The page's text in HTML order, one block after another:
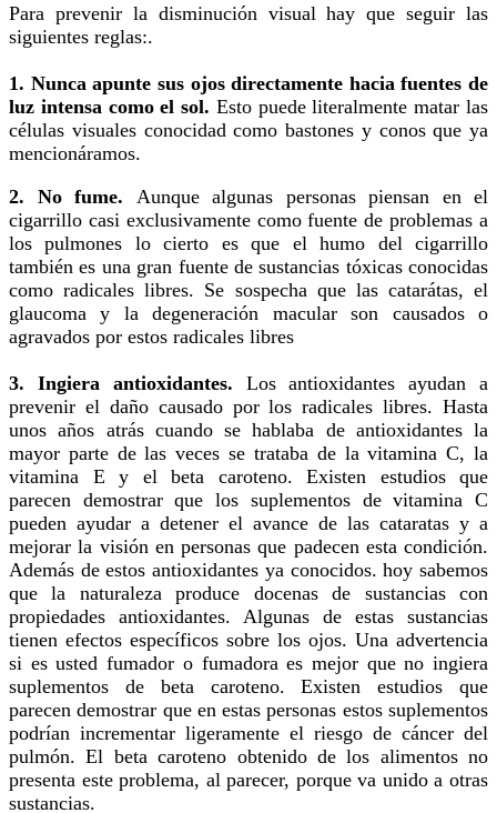
Para prevenir la disminución visual hay que seguir las
siguientes reglas:.
1. Nunca apunte sus ojos directamente hacia fuentes de
luz intensa como el sol. Esto puede literalmente matar las
células visuales conocidad como bastones y conos que ya
mencionáramos.
2. No fume. Aunque algunas personas piensan en el
cigarrillo casi exclusivamente como fuente de problemas a
los pulmones lo cierto es que el humo del cigarrillo
también es una gran fuente de sustancias tóxicas conocidas
como radicales libres. Se sospecha que las catarátas, el
glaucoma y la degeneración macular son causados o
agravados por estos radicales libres
3. Ingiera antioxidantes. Los antioxidantes ayudan a
prevenir el daño causado por los radicales libres. Hasta
unos años atrás cuando se hablaba de antioxidantes la
mayor parte de las veces se trataba de la vitamina C, la
vitamina E y el beta caroteno. Existen estudios que
parecen demostrar que los suplementos de vitamina C
pueden ayudar a detener el avance de las cataratas y a
mejorar la visión en personas que padecen esta condición.
Además de estos antioxidantes ya conocidos. hoy sabemos
que la naturaleza produce docenas de sustancias con
propiedades antioxidantes. Algunas de estas sustancias
tienen efectos específicos sobre los ojos. Una advertencia
si es usted fumador o fumadora es mejor que no ingiera
suplementos de beta caroteno. Existen estudios que
parecen demostrar que en estas personas estos suplementos
podrían incrementar ligeramente el riesgo de cáncer del
pulmón. El beta caroteno obtenido de los alimentos no
presenta este problema, al parecer, porque va unido a otras
sustancias.